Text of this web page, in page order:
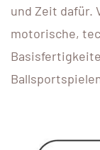
und Zeit dafür.
motorische,